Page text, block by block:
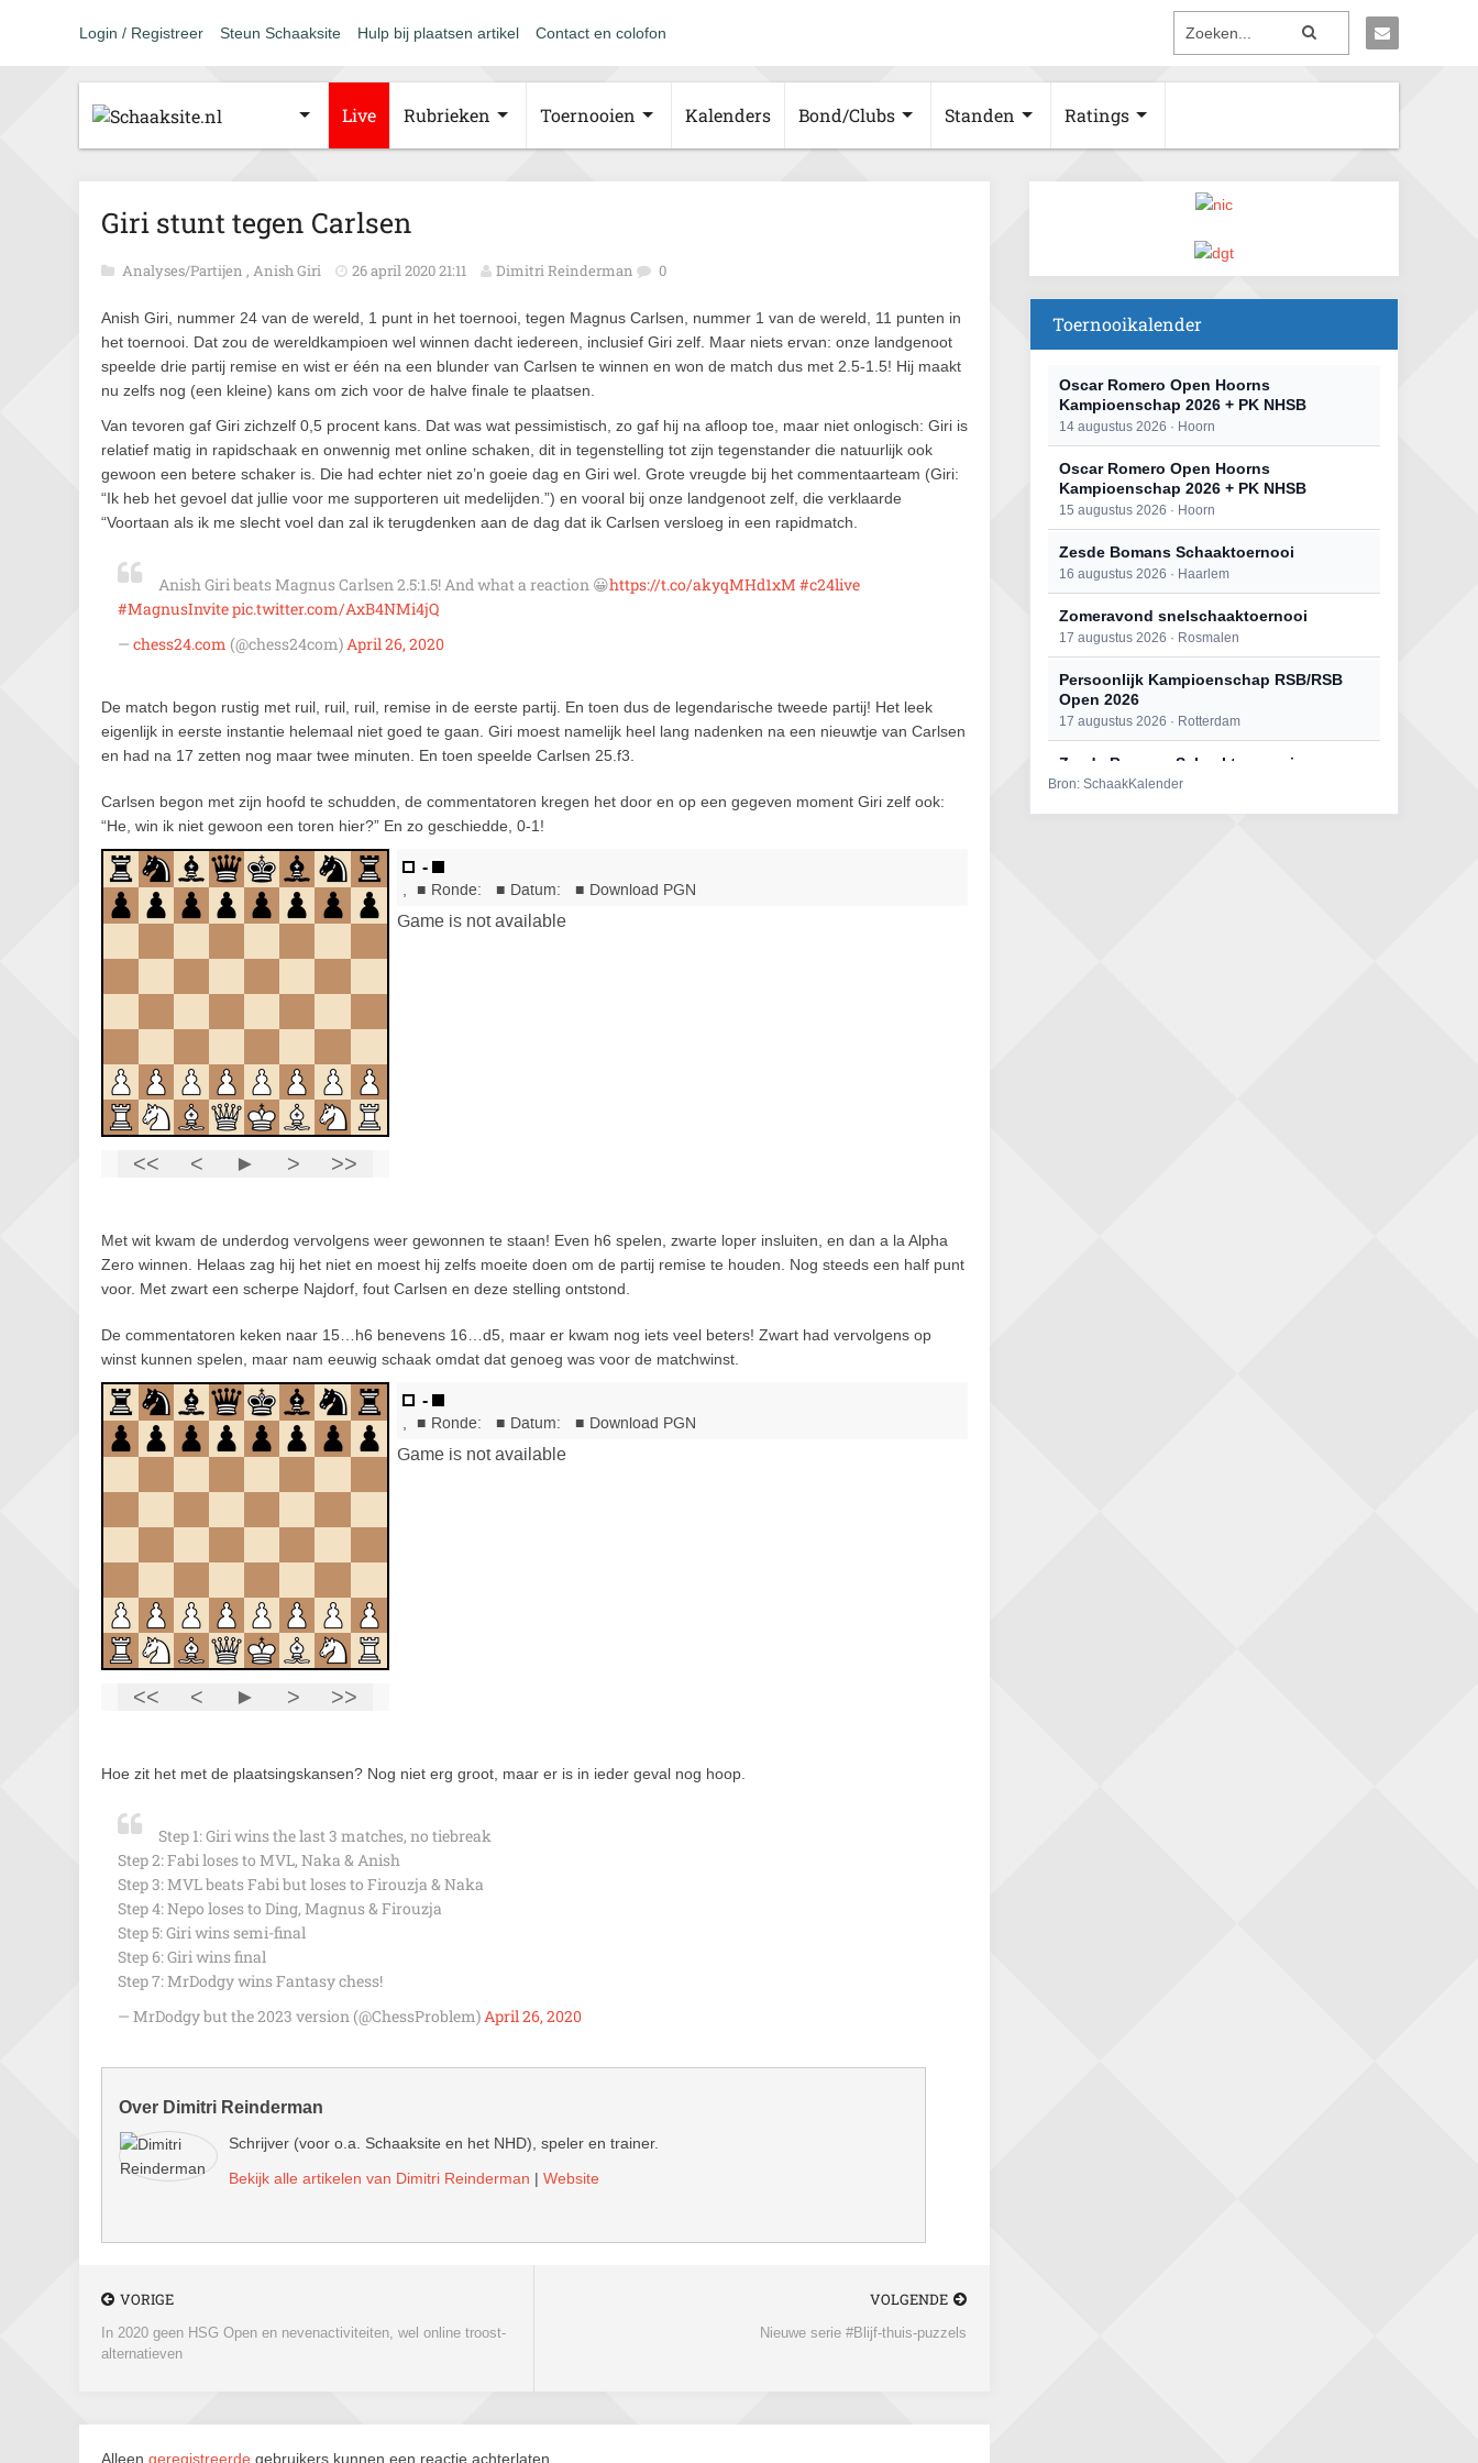
Login / Registreer Steun Schaaksite Hulp bij plaatsen artikel Contact en colofon
Live Rubrieken Toernooien Kalenders Bond/Clubs Standen Ratings
Giri stunt tegen Carlsen
Analyses/Partijen , Anish Giri 26 april 2020 21:11 Dimitri Reinderman 0
Anish Giri, nummer 24 van de wereld, 1 punt in het toernooi, tegen Magnus Carlsen, nummer 1 van de wereld, 11 punten in
het toernooi. Dat zou de wereldkampioen wel winnen dacht iedereen, inclusief Giri zelf. Maar niets ervan: onze landgenoot
speelde drie partij remise en wist er één na een blunder van Carlsen te winnen en won de match dus met 2.5-1.5! Hij maakt
nu zelfs nog (een kleine) kans om zich voor de halve finale te plaatsen.
Van tevoren gaf Giri zichzelf 0,5 procent kans. Dat was wat pessimistisch, zo gaf hij na afloop toe, maar niet onlogisch: Giri is
relatief matig in rapidschaak en onwennig met online schaken, dit in tegenstelling tot zijn tegenstander die natuurlijk ook
gewoon een betere schaker is. Die had echter niet zo’n goeie dag en Giri wel. Grote vreugde bij het commentaarteam (Giri:
“Ik heb het gevoel dat jullie voor me supporteren uit medelijden.”) en vooral bij onze landgenoot zelf, die verklaarde
“Voortaan als ik me slecht voel dan zal ik terugdenken aan de dag dat ik Carlsen versloeg in een rapidmatch.
Anish Giri beats Magnus Carlsen 2.5:1.5! And what a reaction 😀https://t.co/akyqMHd1xM #c24live
#MagnusInvitepic.twitter.com/AxB4NMi4jQ
— chess24.com (@chess24com)April 26, 2020
De match begon rustig met ruil, ruil, ruil, remise in de eerste partij. En toen dus de legendarische tweede partij! Het leek
eigenlijk in eerste instantie helemaal niet goed te gaan. Giri moest namelijk heel lang nadenken na een nieuwtje van Carlsen
en had na 17 zetten nog maar twee minuten. En toen speelde Carlsen 25.f3.
Carlsen begon met zijn hoofd te schudden, de commentatoren kregen het door en op een gegeven moment Giri zelf ook:
“He, win ik niet gewoon een toren hier?” En zo geschiedde, 0-1!
Met wit kwam de underdog vervolgens weer gewonnen te staan! Even h6 spelen, zwarte loper insluiten, en dan a la Alpha
Zero winnen. Helaas zag hij het niet en moest hij zelfs moeite doen om de partij remise te houden. Nog steeds een half punt
voor. Met zwart een scherpe Najdorf, fout Carlsen en deze stelling ontstond.
De commentatoren keken naar 15…h6 benevens 16…d5, maar er kwam nog iets veel beters! Zwart had vervolgens op
winst kunnen spelen, maar nam eeuwig schaak omdat dat genoeg was voor de matchwinst.
Hoe zit het met de plaatsingskansen? Nog niet erg groot, maar er is in ieder geval nog hoop.
Step 1: Giri wins the last 3 matches, no tiebreak
Step 2: Fabi loses to MVL, Naka & Anish
Step 3: MVL beats Fabi but loses to Firouzja & Naka
Step 4: Nepo loses to Ding, Magnus & Firouzja
Step 5: Giri wins semi-final
Step 6: Giri wins final
Step 7: MrDodgy wins Fantasy chess!
— MrDodgy but the 2023 version (@ChessProblem)April 26, 2020
Over Dimitri Reinderman
Schrijver (voor o.a. Schaaksite en het NHD), speler en trainer.
Bekijk alle artikelen van Dimitri Reinderman | Website
VORIGE
In 2020 geen HSG Open en nevenactiviteiten, wel online troost-
alternatieven
VOLGENDE
Nieuwe serie #Blijf-thuis-puzzels
Alleen geregistreerde gebruikers kunnen een reactie achterlaten.
Toernooikalender
Oscar Romero Open Hoorns
Kampioenschap 2026 + PK NHSB
14 augustus 2026 · Hoorn
Oscar Romero Open Hoorns
Kampioenschap 2026 + PK NHSB
15 augustus 2026 · Hoorn
Zesde Bomans Schaaktoernooi
16 augustus 2026 · Haarlem
Zomeravond snelschaaktoernooi
17 augustus 2026 · Rosmalen
Persoonlijk Kampioenschap RSB/RSB
Open 2026
17 augustus 2026 · Rotterdam
Zesde Bomans Schaaktoernooi
17 augustus 2026 · Haarlem
Bron: SchaakKalender